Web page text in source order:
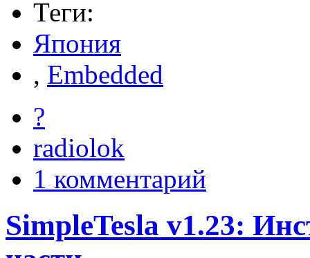
Теги:
Япония
, Embedded
?
radiolok
1 комментарий
SimpleTesla v1.23: